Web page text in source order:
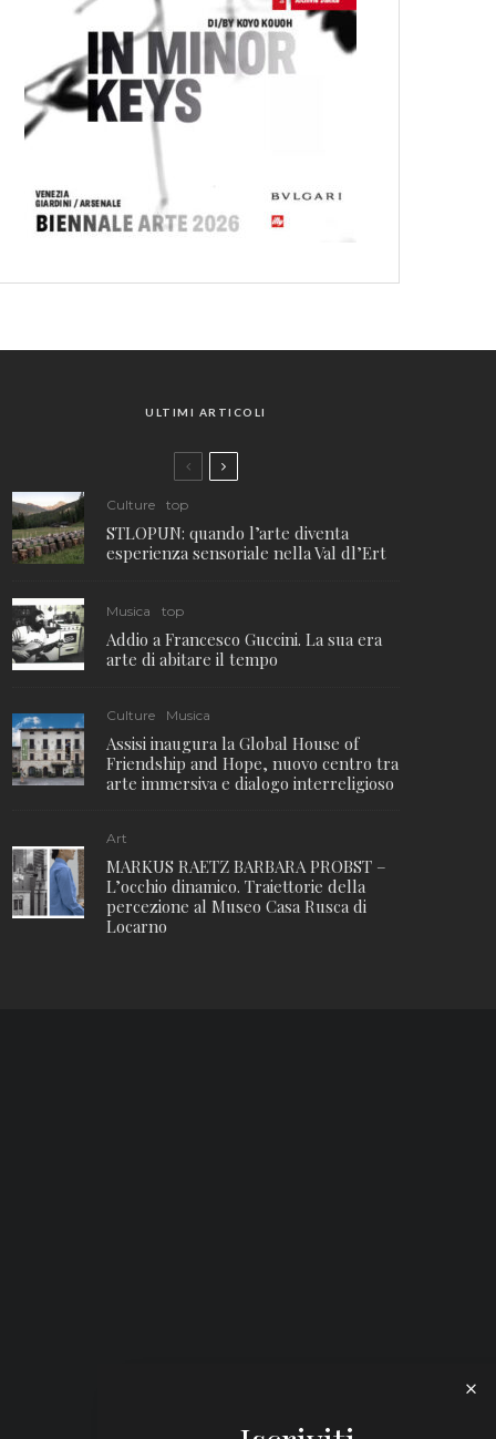
ULTIMI ARTICOLI
Culture top
STLOPUN: quando l’arte diventa
esperienza sensoriale nella Val dl’Ert
Musica top
Addio a Francesco Guccini. La sua era
arte di abitare il tempo
Culture Musica
Assisi inaugura la Global House of
Friendship and Hope, nuovo centro tra
arte immersiva e dialogo interreligioso
Art
MARKUS RAETZ BARBARA PROBST –
L’occhio dinamico. Traiettorie della
percezione al Museo Casa Rusca di
Locarno